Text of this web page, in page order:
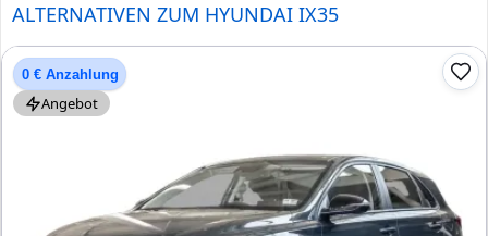
ALTERNATIVEN ZUM HYUNDAI IX35
0 € Anzahlung
Angebot